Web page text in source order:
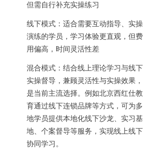
但需自行补充实操练习
线下模式：适合需要互动指导、实操
演练的学员，学习体验更直观，但费
用偏高，时间灵活性差
混合模式：结合线上理论学习与线下
实操督导，兼顾灵活性与实操效果，
是当前主流选择。例如北京西红仕教
育通过线下连锁品牌等方式，可为多
地学员提供本地化线下沙龙、实习基
地、个案督导等服务，实现线上线下
协同学习。